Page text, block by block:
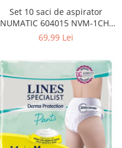
Set 10 saci de aspirator
NUMATIC 604015 NVM-1CH,
9L
69,99 Lei